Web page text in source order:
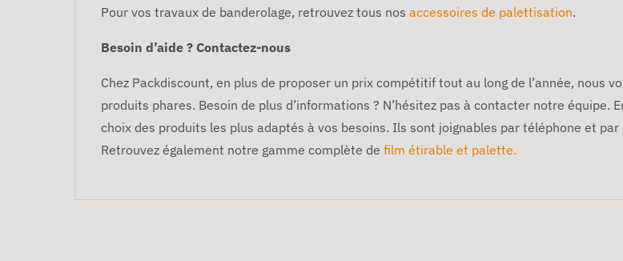
Pour vos travaux de banderolage, retrouvez tous nos accessoires de palettisation.
Besoin d’aide ? Contactez-nous
Chez Packdiscount, en plus de proposer un prix compétitif tout au long de l’année, nous
produits phares. Besoin de plus d’informations ? N’hésitez pas à contacter notre équipe.
choix des produits les plus adaptés à vos besoins. Ils sont joignables par téléphone et
Retrouvez également notre gamme complète de film étirable et palette.